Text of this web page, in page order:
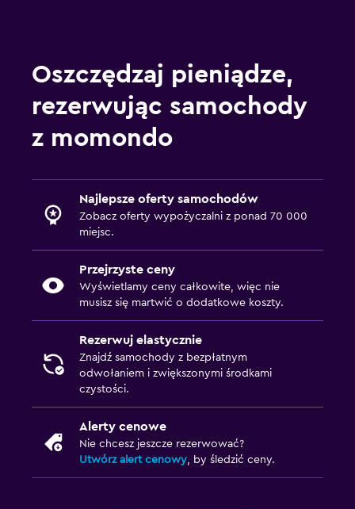
Oszczędzaj pieniądze,
rezerwując samochody
z momondo
Najlepsze oferty samochodów
Zobacz oferty wypożyczalni z ponad 70 000
miejsc.
Przejrzyste ceny
Wyświetlamy ceny całkowite, więc nie
musisz się martwić o dodatkowe koszty.
Rezerwuj elastycznie
Znajdź samochody z bezpłatnym
odwołaniem i zwiększonymi środkami
czystości.
Alerty cenowe
Nie chcesz jeszcze rezerwować?
Utwórz alert cenowy, by śledzić ceny.